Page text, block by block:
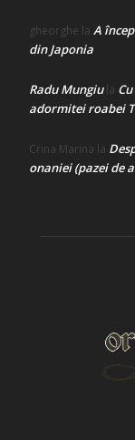
gheorghe la A
din Japonia
Radu Mungiula
adormitei roabei
Crina Marina la
onaniei (pazei de